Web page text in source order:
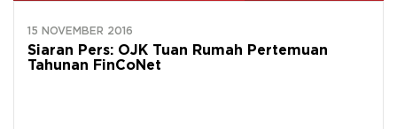
15 NOVEMBER 2016
Siaran Pers: OJK Tuan Rumah Pertemuan
Tahunan FinCoNet